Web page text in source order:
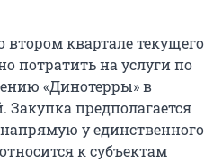
втором квартале текущего
потратить на услуги по
«Динотерры» в
Закупка предполагается
у единственного
к субъектам